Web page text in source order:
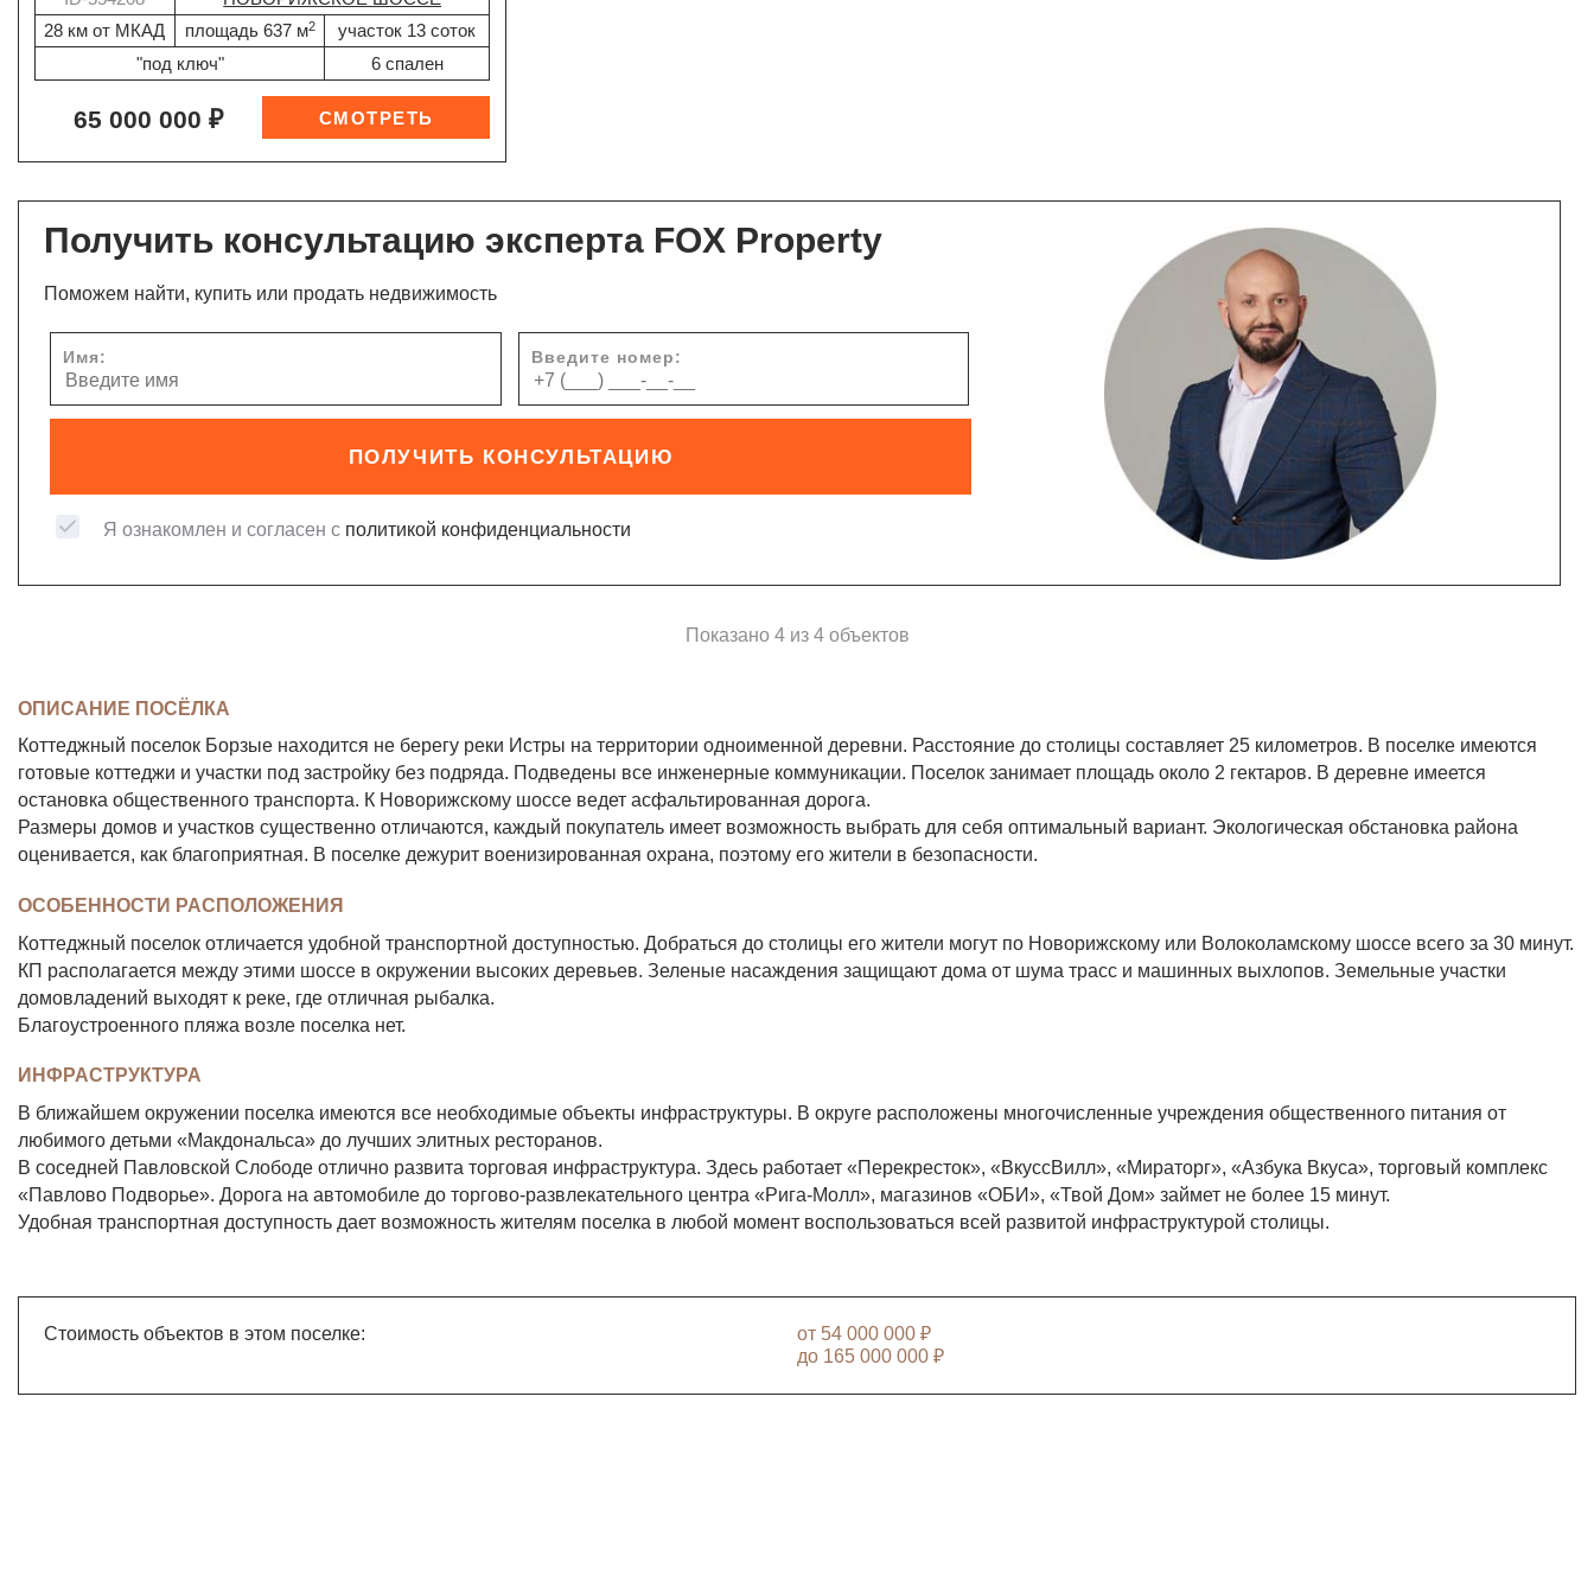
28 км от МКАД
площадь 637 м2
участок 13 соток
"под ключ"
6 спален
65 000 000 ₽
Получить консультацию эксперта FOX Property
Поможем найти, купить или продать недвижимость
Имя: Введите номер:
ПОЛУЧИТЬ КОНСУЛЬТАЦИЮ
Я ознакомлен и согласен с политикой конфиденциальности
Показано 4 из 4 объектов
ОПИСАНИЕ ПОСЁЛКА
Коттеджный поселок Борзые находится не берегу реки Истры на территории одноименной деревни. Расстояние до столицы составляет 25 километров. В поселке имеются
готовые коттеджи и участки под застройку без подряда. Подведены все инженерные коммуникации. Поселок занимает площадь около 2 гектаров. В деревне имеется
остановка общественного транспорта. К Новорижскому шоссе ведет асфальтированная дорога.
Размеры домов и участков существенно отличаются, каждый покупатель имеет возможность выбрать для себя оптимальный вариант. Экологическая обстановка района
оценивается, как благоприятная. В поселке дежурит военизированная охрана, поэтому его жители в безопасности.
ОСОБЕННОСТИ РАСПОЛОЖЕНИЯ
Коттеджный поселок отличается удобной транспортной доступностью. Добраться до столицы его жители могут по Новорижскому или Волоколамскому шоссе всего за 30 минут.
КП располагается между этими шоссе в окружении высоких деревьев. Зеленые насаждения защищают дома от шума трасс и машинных выхлопов. Земельные участки
домовладений выходят к реке, где отличная рыбалка.
Благоустроенного пляжа возле поселка нет.
ИНФРАСТРУКТУРА
В ближайшем окружении поселка имеются все необходимые объекты инфраструктуры. В округе расположены многочисленные учреждения общественного питания от
любимого детьми «Макдональса» до лучших элитных ресторанов.
В соседней Павловской Слободе отлично развита торговая инфраструктура. Здесь работает «Перекресток», «ВкуссВилл», «Мираторг», «Азбука Вкуса», торговый комплекс
«Павлово Подворье». Дорога на автомобиле до торгово-развлекательного центра «Рига-Молл», магазинов «ОБИ», «Твой Дом» займет не более 15 минут.
Удобная транспортная доступность дает возможность жителям поселка в любой момент воспользоваться всей развитой инфраструктурой столицы.
Стоимость объектов в этом поселке: от 54 000 000 ₽
до 165 000 000 ₽